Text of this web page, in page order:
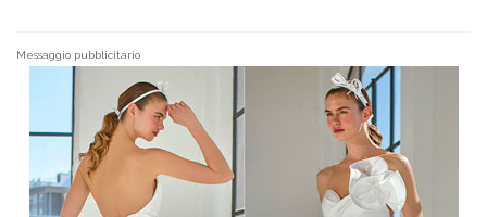
Messaggio pubblicitario